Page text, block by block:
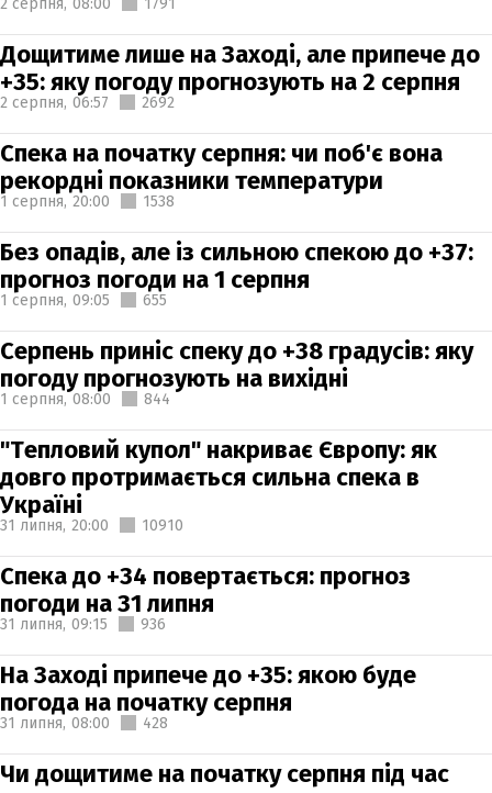
Дощитиме лише на Заході, але припече до
+35: яку погоду прогнозують на 2 серпня
2 серпня, 06:57 2692
Спека на початку серпня: чи поб'є вона
рекордні показники температури
1 серпня, 20:00 1538
Без опадів, але із сильною спекою до +37:
прогноз погоди на 1 серпня
1 серпня, 09:05 655
Серпень приніс спеку до +38 градусів: яку
погоду прогнозують на вихідні
1 серпня, 08:00 844
"Тепловий купол" накриває Європу: як
довго протримається сильна спека в
Україні
31 липня, 20:00 10910
Спека до +34 повертається: прогноз
погоди на 31 липня
31 липня, 09:15 936
На Заході припече до +35: якою буде
погода на початку серпня
31 липня, 08:00 428
Чи дощитиме на початку серпня під час